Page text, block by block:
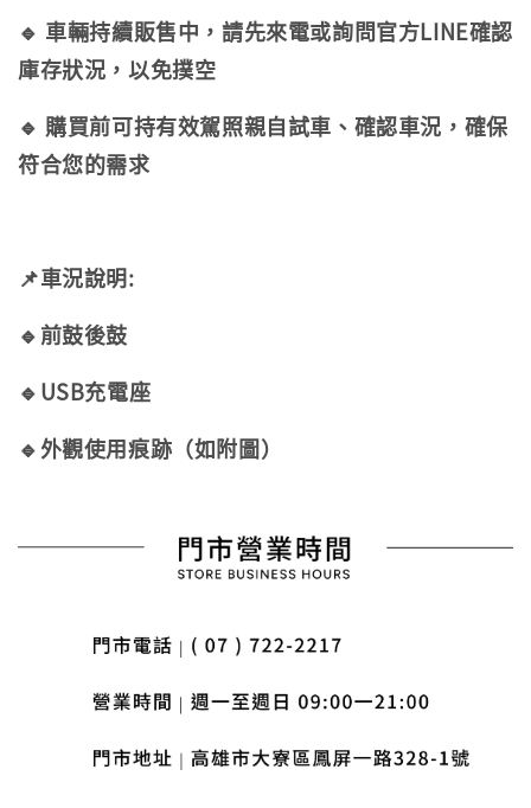
🔹 車輛持續販售中，請先來電或詢問官方LINE確認
庫存狀況，以免撲空
🔹 購買前可持有效駕照親自試車、確認車況，確保
符合您的需求
📌車況說明:
🔹前鼓後鼓
🔹USB充電座
🔹外觀使用痕跡（如附圖）